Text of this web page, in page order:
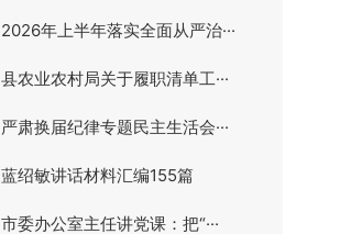
2026年上半年落实全面从严治···
县农业农村局关于履职清单工···
严肃换届纪律专题民主生活会···
蓝绍敏讲话材料汇编155篇
市委办公室主任讲党课：把“···